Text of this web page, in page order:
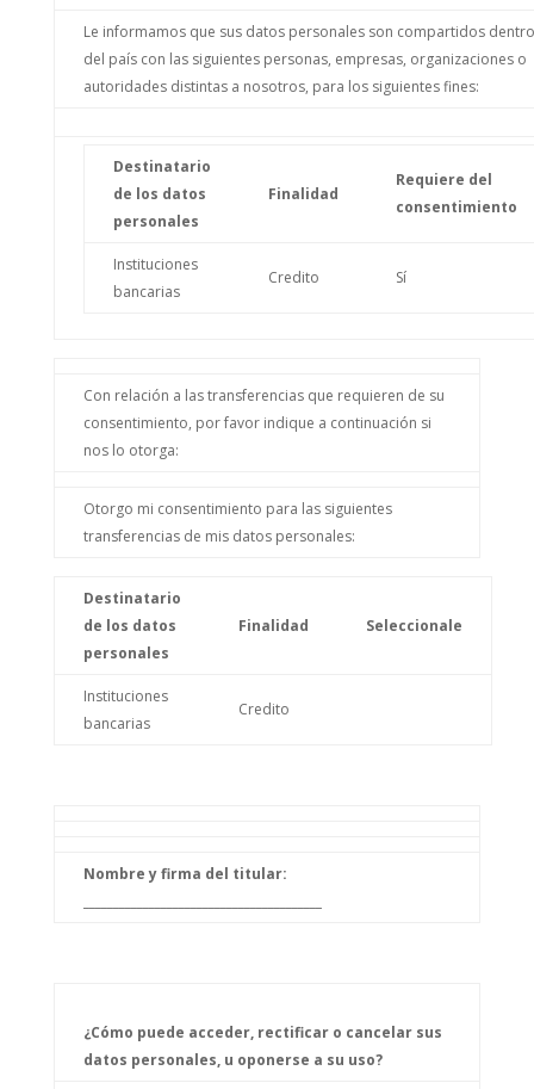
Le informamos que sus datos personales son compartidos dentro
del país con las siguientes personas, empresas, organizaciones o
autoridades distintas a nosotros, para los siguientes fines:
Destinatario
de los datos
personales
Finalidad
Requiere del
consentimiento
Instituciones
bancarias
Credito Sí
Con relación a las transferencias que requieren de su
consentimiento, por favor indique a continuación si
nos lo otorga:
Otorgo mi consentimiento para las siguientes
transferencias de mis datos personales:
Destinatario
de los datos
personales
Finalidad Seleccionale
Instituciones
bancarias
Credito
Nombre y firma del titular:
¿Cómo puede acceder, rectificar o cancelar sus
datos personales, u oponerse a su uso?